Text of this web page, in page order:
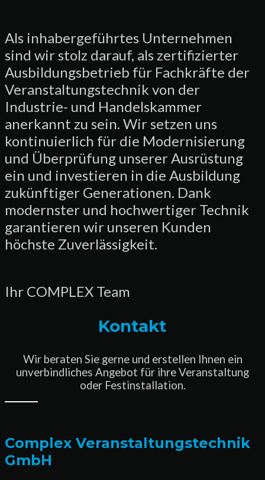
Als inhabergeführtes Unternehmen
sind wir stolz darauf, als zertifizierter
Ausbildungsbetrieb für Fachkräfte der
Veranstaltungstechnik von der
Industrie- und Handelskammer
anerkannt zu sein. Wir setzen uns
kontinuierlich für die Modernisierung
und Überprüfung unserer Ausrüstung
ein und investieren in die Ausbildung
zukünftiger Generationen. Dank
modernster und hochwertiger Technik
garantieren wir unseren Kunden
höchste Zuverlässigkeit.
Ihr COMPLEX Team
Kontakt
Wir beraten Sie gerne und erstellen Ihnen ein
unverbindliches Angebot für ihre Veranstaltung
oder Festinstallation.
Complex Veranstaltungstechnik
GmbH